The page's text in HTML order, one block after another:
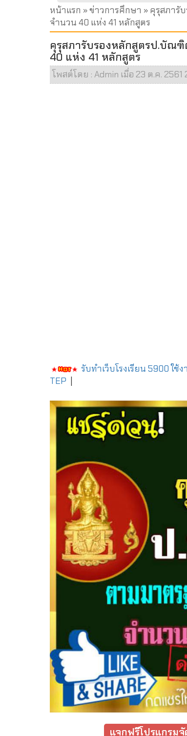
หน้าแรก »ข่าวการศึกษา » คุรุสภารั
จำนวน 40 แห่ง 41 หลักสูตร
คุรุสภารับรองหลักสูตรป.บัณ
40 แห่ง 41 หลักสูตร
โพสต์โดย : Admin เมื่อ 23 ต.ค. 2561
รับทำเว็บโรงเรียน 5900 ใช้ง
TEP
แจกฟรีโปรแกรมจั